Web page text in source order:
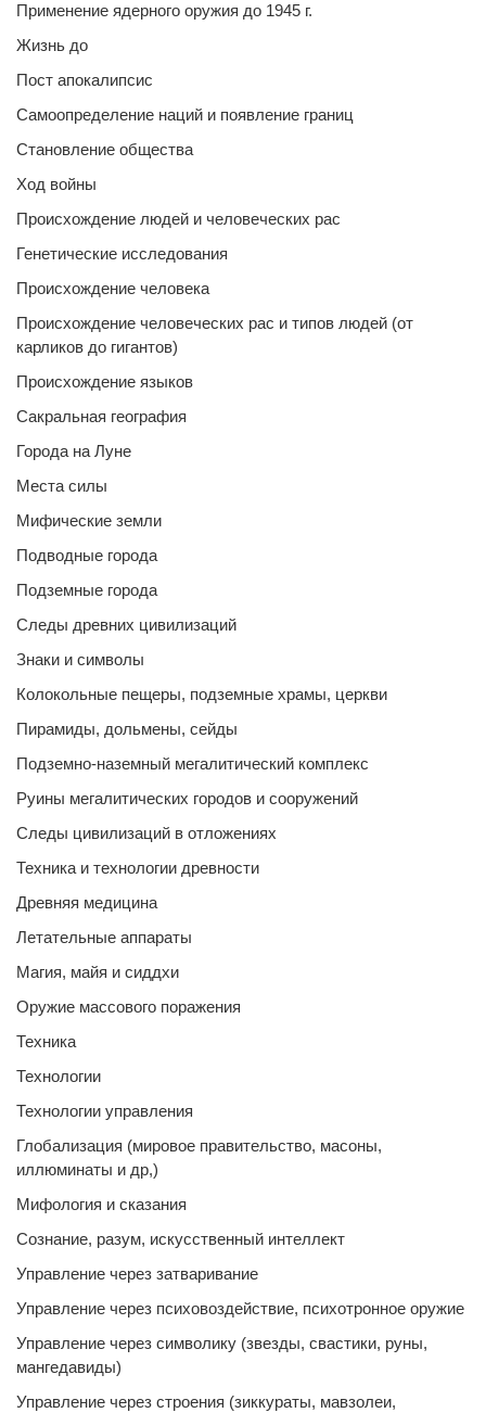
Применение ядерного оружия до 1945 г.
Жизнь до
Пост апокалипсис
Самоопределение наций и появление границ
Становление общества
Ход войны
Происхождение людей и человеческих рас
Генетические исследования
Происхождение человека
Происхождение человеческих рас и типов людей (от
карликов до гигантов)
Происхождение языков
Сакральная география
Города на Луне
Места силы
Мифические земли
Подводные города
Подземные города
Следы древних цивилизаций
Знаки и символы
Колокольные пещеры, подземные храмы, церкви
Пирамиды, дольмены, сейды
Подземно-наземный мегалитический комплекс
Руины мегалитических городов и сооружений
Следы цивилизаций в отложениях
Техника и технологии древности
Древняя медицина
Летательные аппараты
Магия, майя и сиддхи
Оружие массового поражения
Техника
Технологии
Технологии управления
Глобализация (мировое правительство, масоны,
иллюминаты и др,)
Мифология и сказания
Сознание, разум, искусственный интеллект
Управление через затваривание
Управление через психовоздействие, психотронное оружие
Управление через символику (звезды, свастики, руны,
мангедавиды)
Управление через строения (зиккураты, мавзолеи,